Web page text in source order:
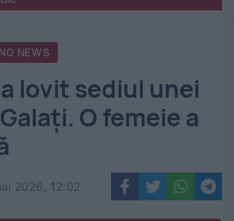
NEWS
lovit sediul unei
O femeie a
2026, 12:02